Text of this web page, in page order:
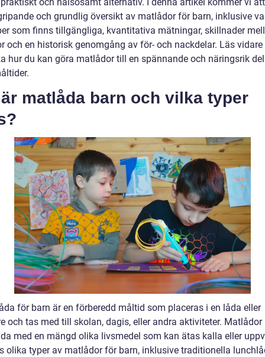
och grundlig översikt av matlådor för barn, inklusive
som finns tillgängliga, kvantitativa mätningar, skillnader
och en historisk genomgång av för- och nackdelar. Läs
hur du kan göra matlådor till en spännande och näringsrik
matlåda barn och vilka typer
för barn är en förberedd måltid som placeras i en låda eller
och tas med till skolan, dagis, eller andra aktiviteter. Matlådor
med en mängd olika livsmedel som kan ätas kalla eller
olika typer av matlådor för barn, inklusive traditionella